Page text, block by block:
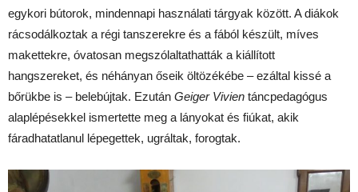
egykori bútorok, mindennapi használati tárgyak között. A diákok
rácsodálkoztak a régi tanszerekre és a fából készült, míves
makettekre, óvatosan megszólaltathatták a kiállított
hangszereket, és néhányan őseik öltözékébe – ezáltal kissé a
bőrükbe is – belebújtak. Ezután Geiger Vivien táncpedagógus
alaplépésekkel ismertette meg a lányokat és fiúkat, akik
fáradhatatlanul lépegettek, ugráltak, forogtak.